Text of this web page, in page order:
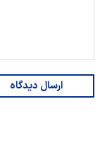
ارسال دیدگاه